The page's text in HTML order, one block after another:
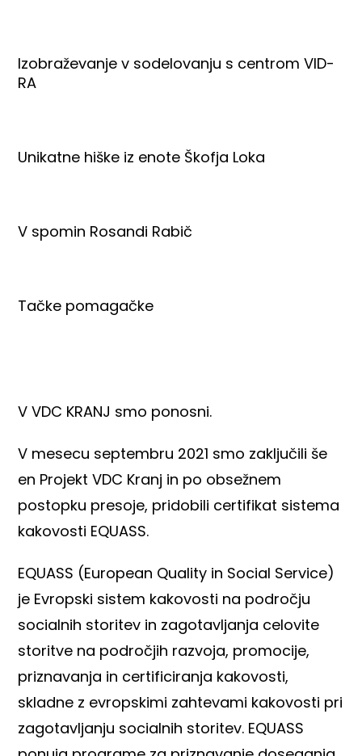
Izobraževanje v sodelovanju s centrom VID-
RA
Unikatne hiške iz enote Škofja Loka
V spomin Rosandi Rabič
Tačke pomagačke
V VDC KRANJ smo ponosni.
V mesecu septembru 2021 smo zaključili še
en Projekt VDC Kranj in po obsežnem
postopku presoje, pridobili certifikat sistema
kakovosti EQUASS.
EQUASS (European Quality in Social Service)
je Evropski sistem kakovosti na področju
socialnih storitev in zagotavljanja celovite
storitve na področjih razvoja, promocije,
priznavanja in certificiranja kakovosti,
skladne z evropskimi zahtevami kakovosti pri
zagotavljanju socialnih storitev. EQUASS